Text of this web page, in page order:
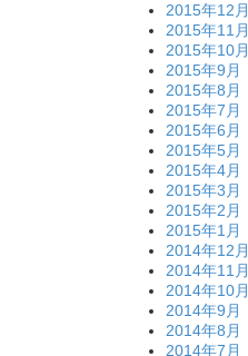
2015年12月
2015年11月
2015年10月
2015年9月
2015年8月
2015年7月
2015年6月
2015年5月
2015年4月
2015年3月
2015年2月
2015年1月
2014年12月
2014年11月
2014年10月
2014年9月
2014年8月
2014年7月